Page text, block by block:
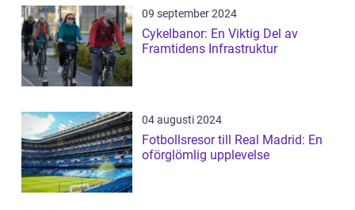
09 september 2024
Cykelbanor: En Viktig Del av
Framtidens Infrastruktur
04 augusti 2024
Fotbollsresor till Real Madrid: En
oförglömlig upplevelse